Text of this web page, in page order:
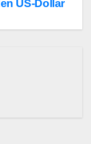
US-Dollar